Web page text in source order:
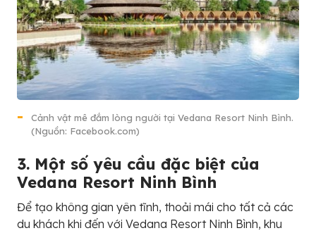
Cảnh vật mê đắm lòng người tại Vedana Resort Ninh Bình.
(Nguồn: Facebook.com)
3. Một số yêu cầu đặc biệt của
Vedana Resort Ninh Bình
Để tạo không gian yên tĩnh, thoải mái cho tất cả các
du khách khi đến với Vedana Resort Ninh Bình, khu